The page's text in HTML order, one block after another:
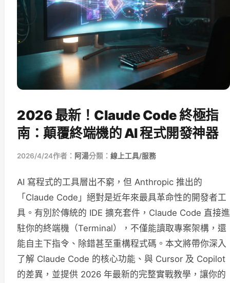
2026 最新！Claude Code 終極指
南：顛覆終端機的 AI 程式開發神器
2026/4/24作者： 阿湯分類： 線上工具/服務
AI 寫程式的工具層出不窮，但 Anthropic 推出的
「Claude Code」絕對是近年來最具革命性的開發者工
具。有別於傳統的 IDE 擴充套件，Claude Code 直接進
駐你的終端機（Terminal），不僅能讀取專案架構，還
能自主下指令、除錯甚至重構程式碼。本文將帶你深入
了解 Claude Code 的核心功能、與 Cursor 及 Copilot
的差異，並提供 2026 年最新的完整實戰教學，讓你的